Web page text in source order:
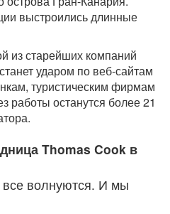
выстроились длинные
из старейших компаний
ударом по веб-сайтам
туристическим фирмам
работы останутся более 21
Thomas Cook в
все волнуются. И мы